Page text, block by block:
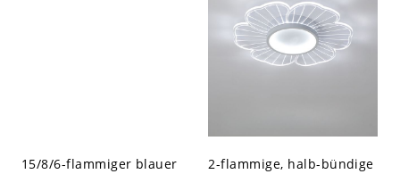
15/8/6-flammiger blauer
2-flammige, halb-bündige